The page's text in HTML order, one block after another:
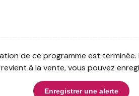
de ce programme est
à la vente, vous pouvez
Enregistrer une alerte